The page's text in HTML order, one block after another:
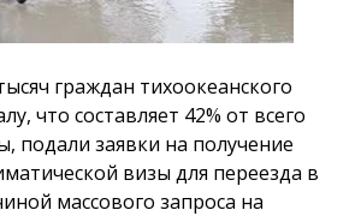
граждан тихоокеанского
что составляет 42% от всего
подали заявки на получение
визы для переезда в
массового запроса на